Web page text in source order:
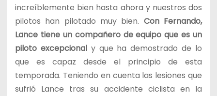
increíblemente bien hasta ahora y nuestros dos
pilotos han pilotado muy bien. Con Fernando,
Lance tiene un compañero de equipo que es un
piloto excepcional y que ha demostrado de lo
que es capaz desde el principio de esta
temporada. Teniendo en cuenta las lesiones que
sufrió Lance tras su accidente ciclista en la